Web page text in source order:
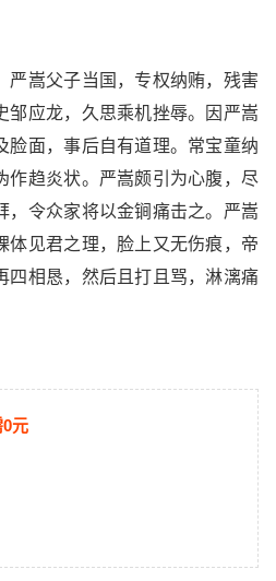
严嵩父子当国，专权纳贿，残害
邹应龙，久思乘机挫辱。因严嵩
脸面，事后自有道理。常宝童纳
作趋炎状。严嵩颇引为心腹，尽
，令众家将以金锏痛击之。严嵩
体见君之理，脸上又无伤痕，帝
四相恳，然后且打且骂，淋漓痛
元